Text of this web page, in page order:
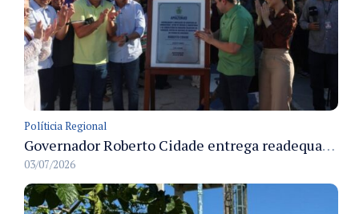
Políticia Regional
Governador Roberto Cidade entrega readequação do ambulatório da FCecon e amplia capacidade de atendimento oncológico em Manaus
03/07/2026